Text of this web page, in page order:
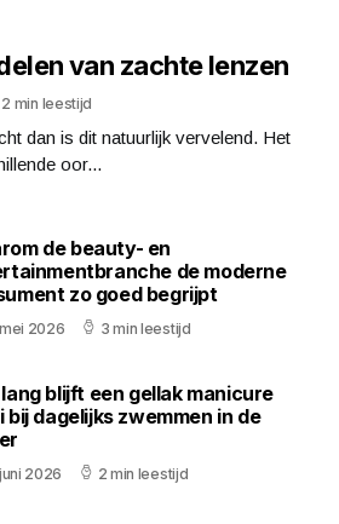
van zachte lenzen
2 min leestijd
dan is dit natuurlijk vervelend. Het
oor...
de beauty- en
de moderne
zo goed begrijpt
2026 3 min leestijd
blijft een gellak manicure
bij dagelijks zwemmen in de
2026 2 min leestijd